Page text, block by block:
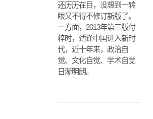
还历历在目，没想到一转
眼又不得不修订新版了。
一方面，2013年第三版付
梓时，适逢中国进入新时
代，近十年来，政治自
觉、文化自觉、学术自觉
日渐明朗。